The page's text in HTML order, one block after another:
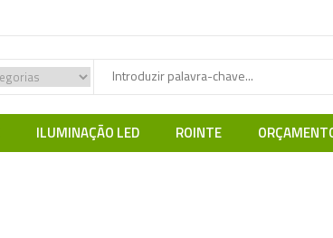
ILUMINAÇÃO LED ROINTE